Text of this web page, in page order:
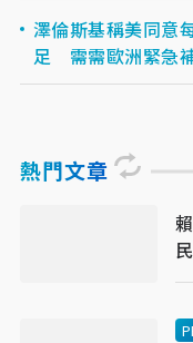
澤倫斯基稱美同意
足 需需歐洲緊急
熱門文章